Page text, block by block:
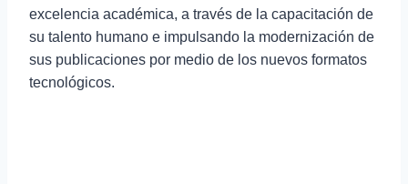
excelencia académica, a través de la capacitación de
su talento humano e impulsando la modernización de
sus publicaciones por medio de los nuevos formatos
tecnológicos.